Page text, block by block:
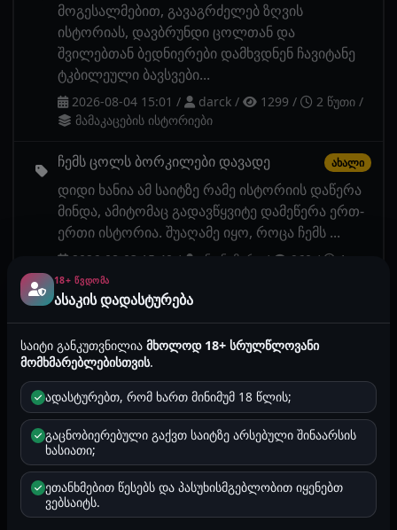
მოგესალმებით, გავაგრძელებ ზღვის
ისტორიას, დავბრუნდი ცოლთან და
შვილებთან ბედნიერები დამხვდნენ ჩავიტანე
ტკბილეული ბავსვები...
2026-08-04 15:01 / darck / 1299 / 2 წუთი /
მამაკაცების ისტორიები
ჩემს ცოლს ბორკილები დავადე ახალი
დიდი ხანია ამ საიტზე რამე ისტორიის დაწერა
მინდა, ამიტომაც გადავწყვიტე დამეწერა ერთ-
ერთი ისტორია. შუაღამე იყო, როცა ჩემს ...
2026-08-03 15:40 / ანონიმური / 960 /
1
წუთი/
ჩემი ... Premium
ეს ისტორია ხელმისაწვდომია მხოლოდ
Premium პაკეტის მქონე
მომხმარებლებისთვის. შედით ან
დარეგისტრირდით და გააქტიურეთ Premium
პაკეტი.
2026-08-03 14:17
წუთი/ შეზღუდული ისტორიები
დაქალობიდან საყვარლობამდე ახალი
18+ ᲬᲕᲓᲝᲛᲐ
ასაკის დადასტურება
საიტი განკუთვნილიამხოლოდ 18+ სრულწლოვანი
მომხმარებლებისთვის.
ადასტურებთ, რომ ხართ მინიმუმ 18 წლის;
გაცნობიერებული გაქვთ საიტზე არსებული შინაარსის
ხასიათი;
ეთანხმებით წესებს და პასუხისმგებლობით იყენებთ
ვებსაიტს.